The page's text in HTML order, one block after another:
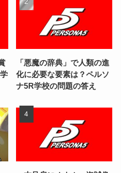
「悪魔の辞典」で人類の進
化に必要な要素は？ペルソ
ナ5R学校の問題の答え